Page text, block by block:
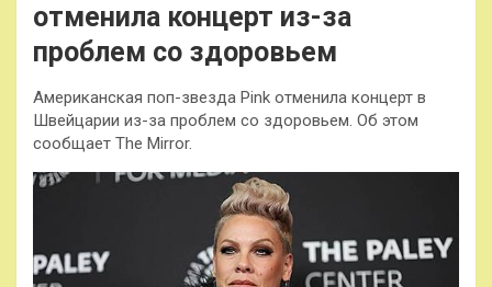
отменила концерт из-за
проблем со здоровьем
Американская поп-звезда Pink отменила концерт в
Швейцарии из-за проблем со здоровьем. Об этом
сообщает The Mirror.